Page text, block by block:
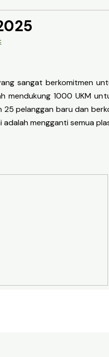
sangat berkomitmen
mendukung 1000 UKM
25 pelanggan baru dan
adalah mengganti semua